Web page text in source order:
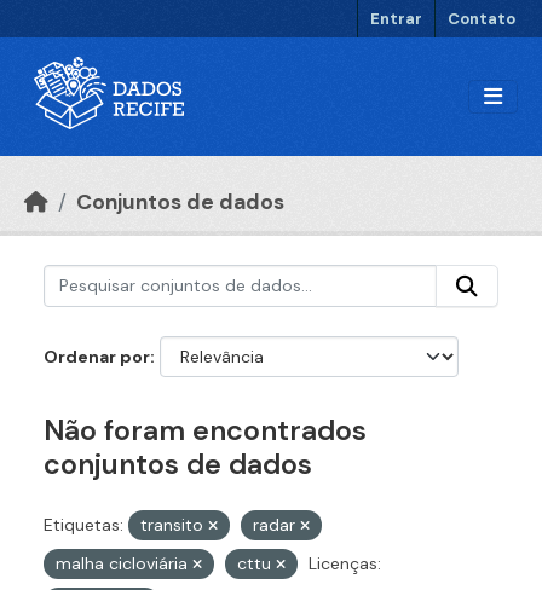
Entrar Contato
Conjuntos de dados
Ordenar por
Não foram encontrados
conjuntos de dados
Etiquetas: transito
radar
malha cicloviária
cttu
Licenças: